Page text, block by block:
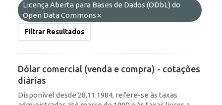
Licença Aberta para Bases de Dados (ODbL) do
Open Data Commons
Filtrar Resultados
Dólar comercial (venda e compra) - cotações
diárias
Disponível desde 28.11.1984, refere-se às taxas